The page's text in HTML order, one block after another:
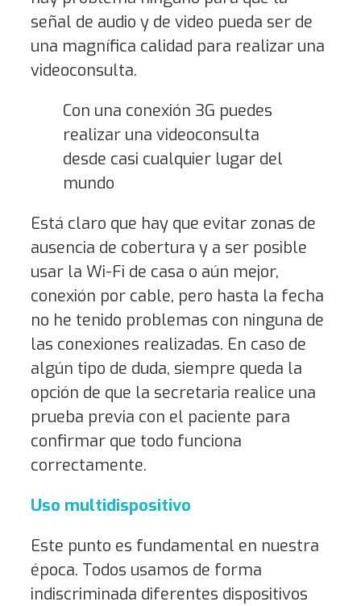
señal de audio y de video pueda ser de
una magnífica calidad para realizar una
videoconsulta.
Con una conexión 3G puedes
realizar una videoconsulta
desde casi cualquier lugar del
mundo
Está claro que hay que evitar zonas de
ausencia de cobertura y a ser posible
usar la Wi-Fi de casa o aún mejor,
conexión por cable, pero hasta la fecha
no he tenido problemas con ninguna de
las conexiones realizadas. En caso de
algún tipo de duda, siempre queda la
opción de que la secretaria realice una
prueba previa con el paciente para
confirmar que todo funciona
correctamente.
Uso multidispositivo
Este punto es fundamental en nuestra
época. Todos usamos de forma
indiscriminada diferentes dispositivos